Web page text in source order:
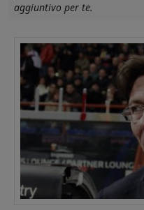
aggiuntivo per te.